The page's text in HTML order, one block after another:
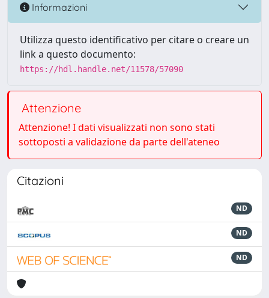
Informazioni
Utilizza questo identificativo per citare o creare un
link a questo documento:
https://hdl.handle.net/11578/57090
Attenzione
Attenzione! I dati visualizzati non sono stati
sottoposti a validazione da parte dell'ateneo
Citazioni
ND
ND
ND